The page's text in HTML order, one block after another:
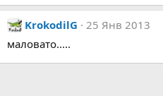
KrokodilG
25 Янв 2013
маловато.....